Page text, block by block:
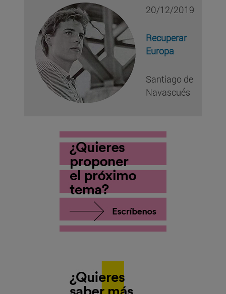
20/12/2019
Recuperar
Europa
Santiago de
Navascués